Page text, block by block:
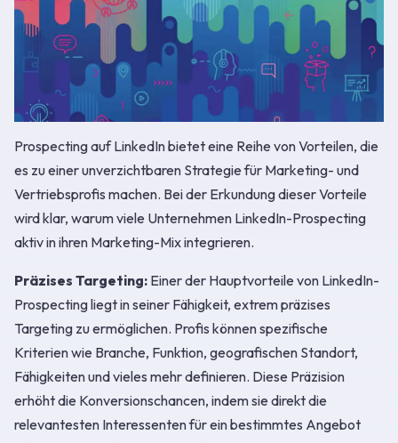
Prospecting auf LinkedIn bietet eine Reihe von Vorteilen, die
es zu einer unverzichtbaren Strategie für Marketing- und
Vertriebsprofis machen. Bei der Erkundung dieser Vorteile
wird klar, warum viele Unternehmen LinkedIn-Prospecting
aktiv in ihren Marketing-Mix integrieren.
Präzises Targeting: Einer der Hauptvorteile von LinkedIn-
Prospecting liegt in seiner Fähigkeit, extrem präzises
Targeting zu ermöglichen. Profis können spezifische
Kriterien wie Branche, Funktion, geografischen Standort,
Fähigkeiten und vieles mehr definieren. Diese Präzision
erhöht die Konversionschancen, indem sie direkt die
relevantesten Interessenten für ein bestimmtes Angebot